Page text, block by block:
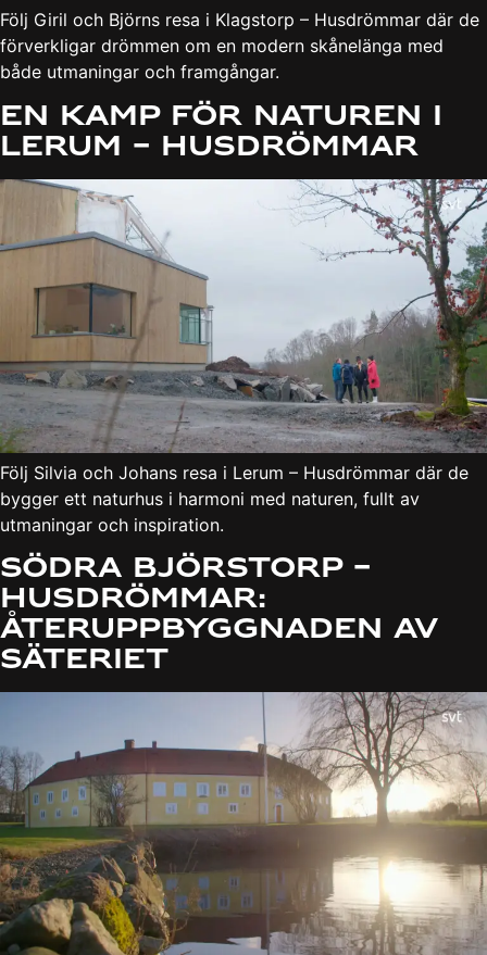
Följ Giril och Björns resa i Klagstorp – Husdrömmar där de
förverkligar drömmen om en modern skånelänga med
både utmaningar och framgångar.
En kamp för naturen i
Lerum – Husdrömmar
Följ Silvia och Johans resa i Lerum – Husdrömmar där de
bygger ett naturhus i harmoni med naturen, fullt av
utmaningar och inspiration.
Södra Björstorp –
Husdrömmar:
Återuppbyggnaden av
säteriet